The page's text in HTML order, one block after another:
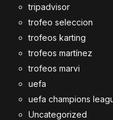
tripadvisor
trofeo seleccion
trofeos karting
trofeos martínez
trofeos marvi
uefa
uefa champions
Uncategorized